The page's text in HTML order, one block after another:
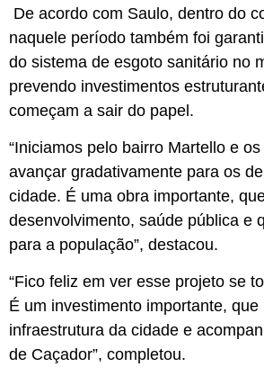
De acordo com Saulo, dentro do
naquele período também foi
do sistema de esgoto sanitário no
prevendo investimentos
começam a sair do papel.
“Iniciamos pelo bairro Martello e
avançar gradativamente para os
cidade. É uma obra importante,
desenvolvimento, saúde pública e
para a população”, destacou.
“Fico feliz em ver esse projeto se
É um investimento importante, que
infraestrutura da cidade e
de Caçador”, completou.